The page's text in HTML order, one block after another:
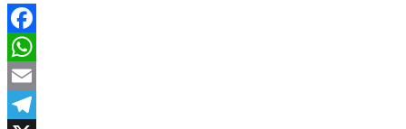
Facebook
WhatsApp
Email